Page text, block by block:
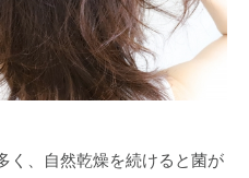
く、自然乾燥を続けると菌が